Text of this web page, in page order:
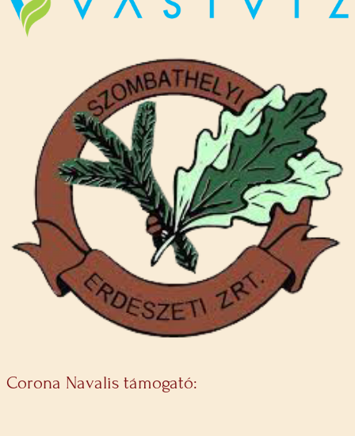
Corona Navalis támogató: